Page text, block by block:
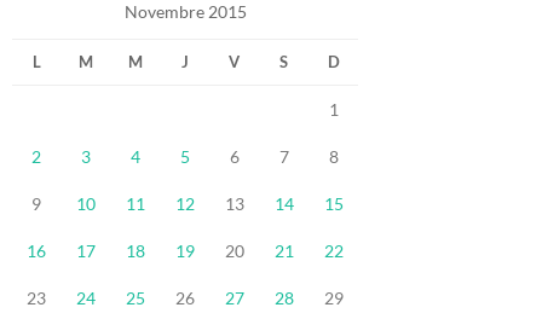
Novembre 2015
L M M J V S D
1
2 3 4 5 6 7 8
9 10 11 12 13 14 15
16 17 18 19 20 21 22
23 24 25 26 27 28 29